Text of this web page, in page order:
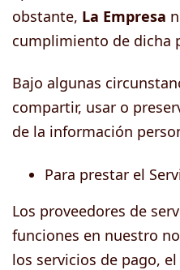
obstante, La Empresa
cumplimiento de dicha
Bajo algunas
compartir, usar o
de la información
Para prestar el
Los proveedores de
funciones en nuestro
los servicios de pago,